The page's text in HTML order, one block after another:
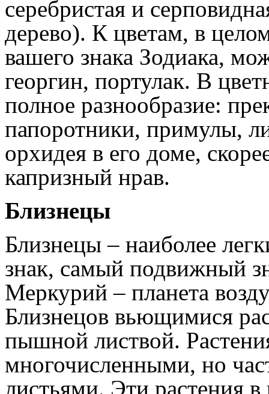
серебристая и
дерево). К цветам, в
вашего знака Зодиака,
георгин, портулак. В
полное разнообразие:
папоротники, примулы,
орхидея в его доме,
капризный нрав.
Близнецы
Близнецы – наиболее
знак, самый подвижный
Меркурий – планета
Близнецов вьющимися
пышной листвой.
многочисленными, но
листьями. Эти растения